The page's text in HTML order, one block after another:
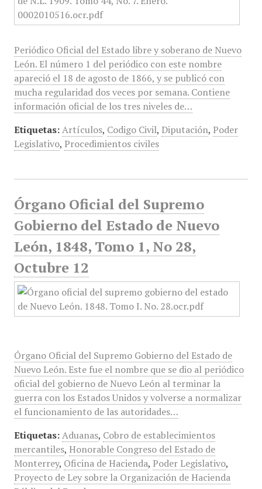
Periódico Oficial del Estado libre y soberano de Nuevo
León. El número 1 del periódico con este nombre
apareció el 18 de agosto de 1866, y se publicó con
mucha regularidad dos veces por semana. Contiene
información oficial de los tres niveles de…
Etiquetas: Artículos, Codigo Civil, Diputación, Poder
Legislativo, Procedimientos civiles
Órgano Oficial del Supremo
Gobierno del Estado de Nuevo
León, 1848, Tomo 1, No 28,
Octubre 12
Órgano Oficial del Supremo Gobierno del Estado de
Nuevo León. Este fue el nombre que se dio al periódico
oficial del gobierno de Nuevo León al terminar la
guerra con los Estados Unidos y volverse a normalizar
el funcionamiento de las autoridades…
Etiquetas: Aduanas, Cobro de establecimientos
mercantiles, Honorable Congreso del Estado de
Monterrey, Oficina de Hacienda, Poder Legislativo,
Proyecto de Ley sobre la Organización de Hacienda